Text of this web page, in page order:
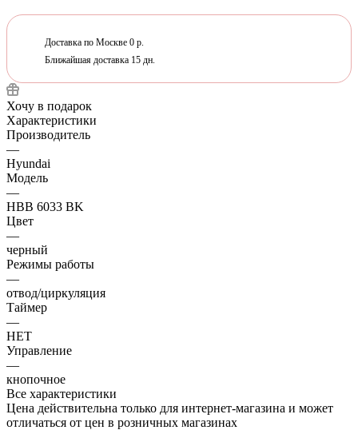
Доставка по Москве 0 р.
Ближайшая доставка 15 дн.
Хочу в подарок
Характеристики
Производитель
—
Hyundai
Модель
—
HBB 6033 BK
Цвет
—
черный
Режимы работы
—
отвод/циркуляция
Таймер
—
НЕТ
Управление
—
кнопочное
Все характеристики
Цена действительна только для интернет-магазина и может
отличаться от цен в розничных магазинах